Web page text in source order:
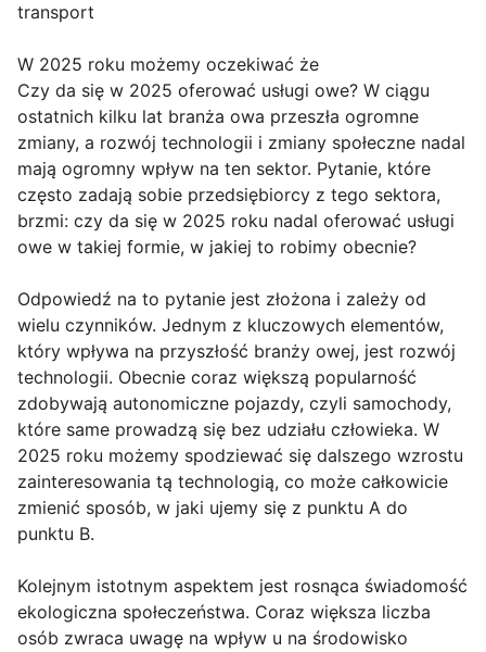
transport
W 2025 roku możemy oczekiwać że
Czy da się w 2025 oferować usługi owe? W ciągu
ostatnich kilku lat branża owa przeszła ogromne
zmiany, a rozwój technologii i zmiany społeczne nadal
mają ogromny wpływ na ten sektor. Pytanie, które
często zadają sobie przedsiębiorcy z tego sektora,
brzmi: czy da się w 2025 roku nadal oferować usługi
owe w takiej formie, w jakiej to robimy obecnie?
Odpowiedź na to pytanie jest złożona i zależy od
wielu czynników. Jednym z kluczowych elementów,
który wpływa na przyszłość branży owej, jest rozwój
technologii. Obecnie coraz większą popularność
zdobywają autonomiczne pojazdy, czyli samochody,
które same prowadzą się bez udziału człowieka. W
2025 roku możemy spodziewać się dalszego wzrostu
zainteresowania tą technologią, co może całkowicie
zmienić sposób, w jaki ujemy się z punktu A do
punktu B.
Kolejnym istotnym aspektem jest rosnąca świadomość
ekologiczna społeczeństwa. Coraz większa liczba
osób zwraca uwagę na wpływ u na środowisko